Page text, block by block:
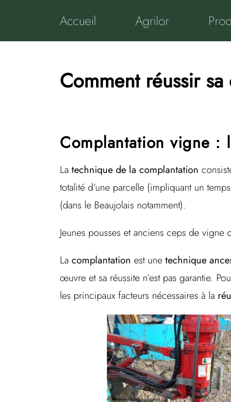
Accueil Agrilor
Comment réussir
Complantation vigne :
La technique de la complantation
totalité d’une parcelle (impliquant un
(dans le Beaujolais notamment).
Jeunes pousses et anciens ceps de vigne
La complantation est une technique
œuvre et sa réussite n’est pas garantie.
les principaux facteurs nécessaires à la